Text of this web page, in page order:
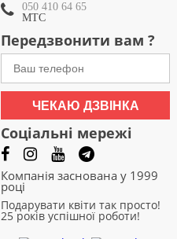
050 410 64 65
МТС
Передзвонити вам ?
ЧЕКАЮ ДЗВІНКА
Соціальні мережі
Компанія заснована у 1999
році
Подарувати квіти так просто!
25 років успішної роботи!